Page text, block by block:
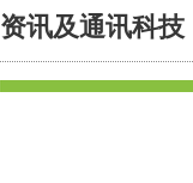
资讯及通讯科技